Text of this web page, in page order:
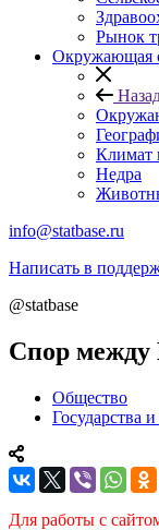
Рынок
Окружающая
Климат
Недра
info@statbase.ru
Написать в
@statbase
Спор между
Общество
Государства
Для работы с